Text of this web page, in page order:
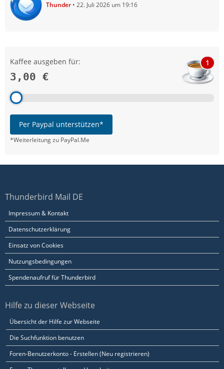
Thunder 22. Juli 2026 um 19:16
Kaffee ausgeben für:
3,00 €
1
Per Paypal unterstützen*
*Weiterleitung zu PayPal.Me
Thunderbird Mail DE
Impressum & Kontakt
Datenschutzerklärung
Einsatz von Cookies
Nutzungsbedingungen
Spendenaufruf für Thunderbird
Hilfe zu dieser Webseite
Übersicht der Hilfe zur Webseite
Die Suchfunktion benutzen
Foren-Benutzerkonto - Erstellen (Neu registrieren)